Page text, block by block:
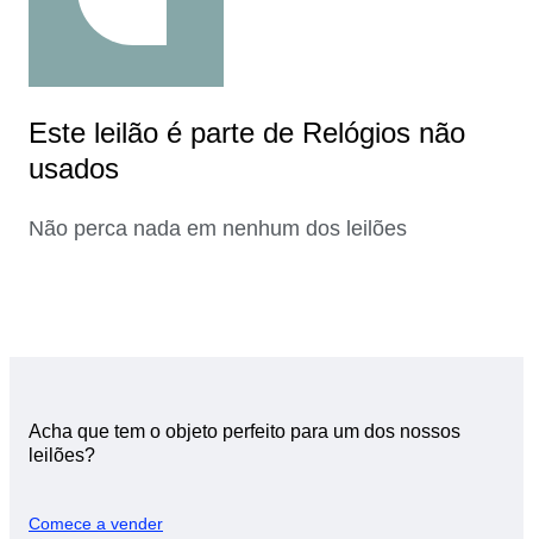
Este leilão é parte de Relógios não
usados
Não perca nada em nenhum dos leilões
Acha que tem o objeto perfeito para um dos nossos
leilões?
Comece a vender